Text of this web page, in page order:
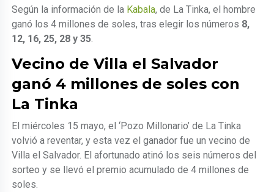
Según la información de la Kabala, de La Tinka, el hombre
ganó los 4 millones de soles, tras elegir los números 8,
12, 16, 25, 28 y 35
Vecino de Villa el Salvador
ganó 4 millones de soles con
La Tinka
El miércoles 15 mayo, el ‘Pozo Millonario’ de La Tinka
volvió a reventar, y esta vez el ganador fue un vecino de
Villa el Salvador. El afortunado atinó los seis números del
sorteo y se llevó el premio acumulado de 4 millones de
soles.